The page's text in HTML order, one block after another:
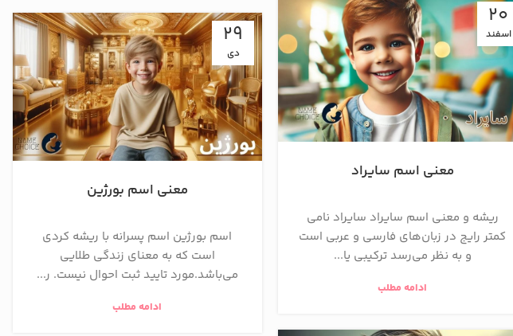
20
اسفند
معنی اسم سایراد
ریشه و معنی اسم سایراد سایراد نامی
کمتر رایج در زبان‌های فارسی و عربی است
و به نظر می‌رسد ترکیبی یا...
ادامه مطلب
29
دی
معنی اسم بورژین
اسم بورژین اسم پسرانه با ریشه کردی
است که به معنای زندگی طلایی
می‌باشد.مورد تایید ثبت احوال نیست. ر...
ادامه مطلب